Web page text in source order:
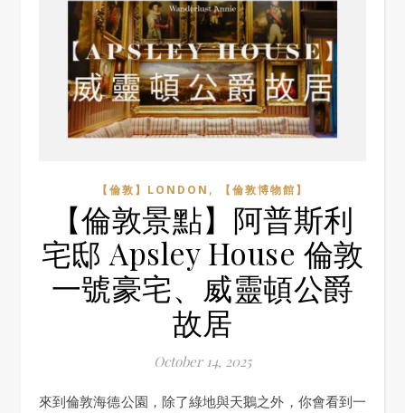
【倫敦】LONDON , 【倫敦博物館】
【倫敦景點】阿普斯利
宅邸 Apsley House 倫敦
一號豪宅、威靈頓公爵
故居
October 14, 2025
來到倫敦海德公園，除了綠地與天鵝之外，你會看到一